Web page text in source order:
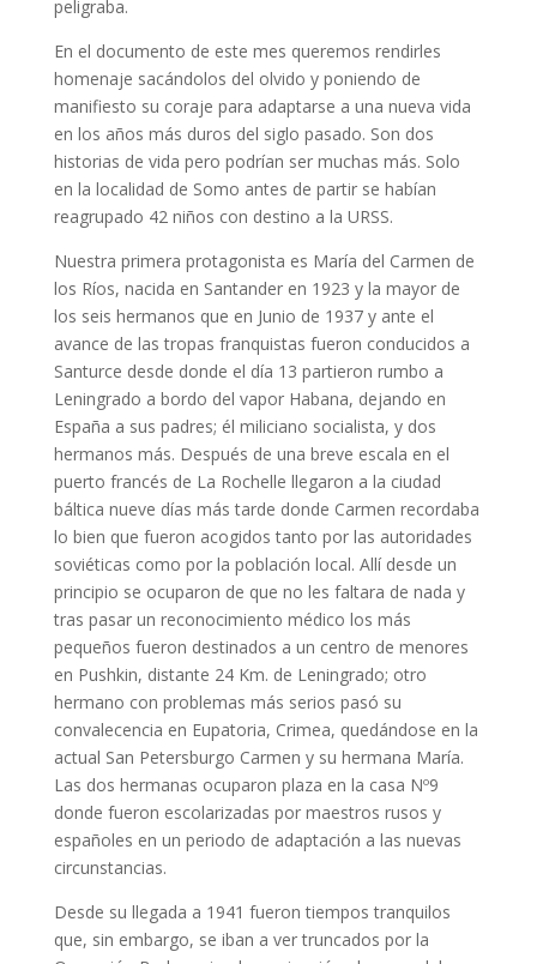
peligraba.
En el documento de este mes queremos rendirles
homenaje sacándolos del olvido y poniendo de
manifiesto su coraje para adaptarse a una nueva vida
en los años más duros del siglo pasado. Son dos
historias de vida pero podrían ser muchas más. Solo
en la localidad de Somo antes de partir se habían
reagrupado 42 niños con destino a la URSS.
Nuestra primera protagonista es María del Carmen de
los Ríos, nacida en Santander en 1923 y la mayor de
los seis hermanos que en Junio de 1937 y ante el
avance de las tropas franquistas fueron conducidos a
Santurce desde donde el día 13 partieron rumbo a
Leningrado a bordo del vapor Habana, dejando en
España a sus padres; él miliciano socialista, y dos
hermanos más. Después de una breve escala en el
puerto francés de La Rochelle llegaron a la ciudad
báltica nueve días más tarde donde Carmen recordaba
lo bien que fueron acogidos tanto por las autoridades
soviéticas como por la población local. Allí desde un
principio se ocuparon de que no les faltara de nada y
tras pasar un reconocimiento médico los más
pequeños fueron destinados a un centro de menores
en Pushkin, distante 24 Km. de Leningrado; otro
hermano con problemas más serios pasó su
convalecencia en Eupatoria, Crimea, quedándose en la
actual San Petersburgo Carmen y su hermana María.
Las dos hermanas ocuparon plaza en la casa Nº9
donde fueron escolarizadas por maestros rusos y
españoles en un periodo de adaptación a las nuevas
circunstancias.
Desde su llegada a 1941 fueron tiempos tranquilos
que, sin embargo, se iban a ver truncados por la